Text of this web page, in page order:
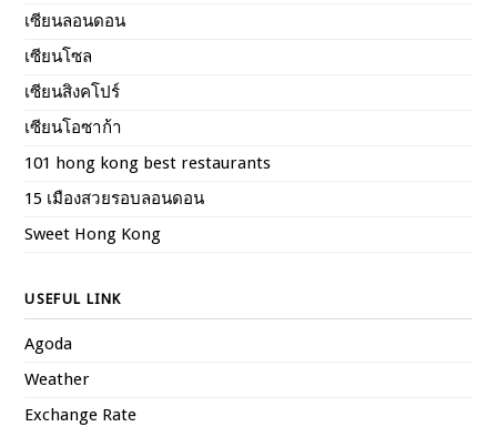
เซียนลอนดอน
เซียนโซล
เซียนสิงคโปร์
เซียนโอซาก้า
101 hong kong best restaurants
15 เมืองสวยรอบลอนดอน
Sweet Hong Kong
USEFUL LINK
Agoda
Weather
Exchange Rate